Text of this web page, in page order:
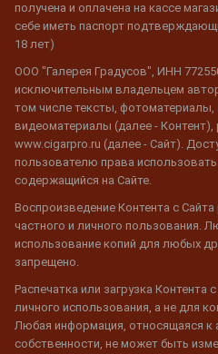
получена и оплачена на кассе
себе иметь паспорт
18 лет)
ООО "Галерея Градусов", ИНН
исключительным владельцем
том числе тексты, фотоматериалы,
видеоматериалы (далее -
www.cigarpro.ru (далее - Сайт).
пользователю права
содержащийся на Сайте.
Воспроизведение Контента с
частного и личного пользования.
использование копий для любых
запрещено.
Распечатка или загрузка Контента
личного использования, а не для
Любая информация, относящаяся к
собственности, не может быть